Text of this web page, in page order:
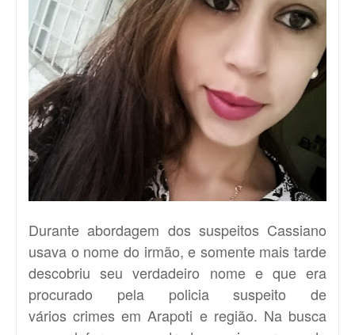
Duranteabordagem dos suspeitosCassiano
usava o nome do irmão, e somente mais tarde
descobriu seu verdadeiro nome e que era
procurado pela policia suspeito de
vários crimes em Arapoti e região. Na busca